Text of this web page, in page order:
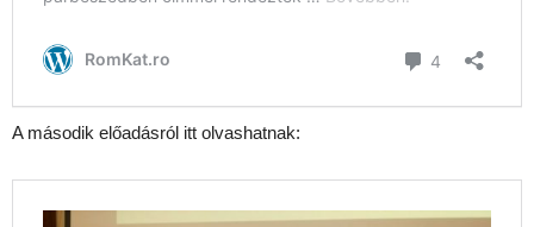
A második előadásról itt olvashatnak: